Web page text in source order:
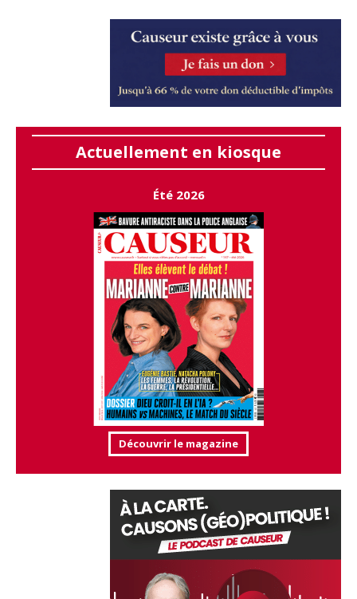
Actuellement en kiosque
Été 2026
Découvrir le magazine